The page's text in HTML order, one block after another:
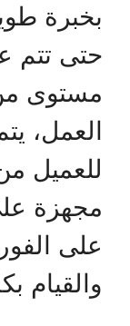
بخبرة
حتى تتم
مستوى
العمل،
للعميل
مجهزة
على
والقيام